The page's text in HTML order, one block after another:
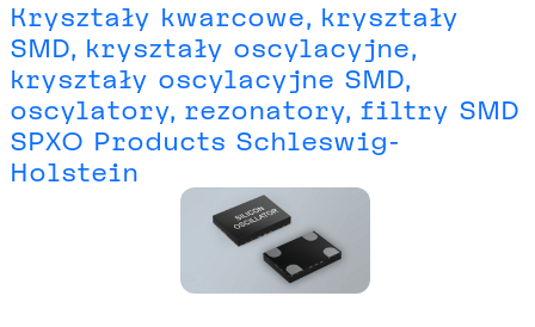
Kryształy kwarcowe, kryształy
SMD, kryształy oscylacyjne,
kryształy oscylacyjne SMD,
oscylatory, rezonatory, filtry SMD
SPXO Products Schleswig-
Holstein